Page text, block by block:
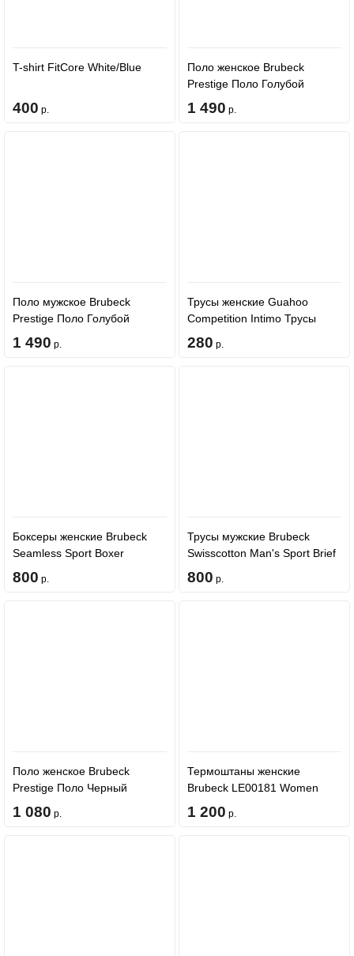
T-shirt FitCore White/Blue
400 р.
Поло женское Brubeck
Prestige Поло Голубой
SS01190
1 490 р.
Поло мужское Brubeck
Prestige Поло Голубой
SS01210
1 490 р.
Трусы женские Guahoo
Competition Intimo Трусы
Черные 505-LS
280 р.
Боксеры женские Brubeck
Seamless Sport Boxer
BX00610 Turkus(Turquoise)
800 р.
Трусы мужские Brubeck
Swisscotton Man's Sport Brief
BE00350 Black
800 р.
Поло женское Brubeck
Prestige Поло Черный
SS01180
1 080 р.
Термоштаны женские
Brubeck LE00181 Women
Orange/Grey
1 200 р.